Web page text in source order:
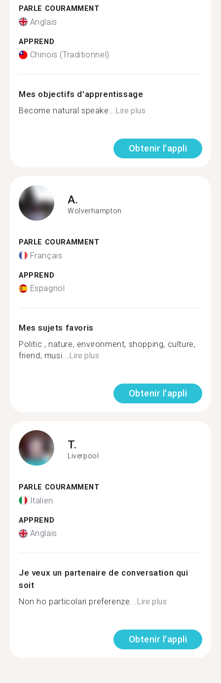
PARLE COURAMMENT
Anglais
APPREND
Chinois (Traditionnel)
Mes objectifs d'apprentissage
Become natural speake...Lire plus
Obtenir l'appli
A.
Wolverhampton
PARLE COURAMMENT
Français
APPREND
Espagnol
Mes sujets favoris
Politic , nature, environment, shopping, culture,
friend, musi...Lire plus
Obtenir l'appli
T.
Liverpool
PARLE COURAMMENT
Italien
APPREND
Anglais
Je veux un partenaire de conversation qui
soit
Non ho particolari preferenze...Lire plus
Obtenir l'appli